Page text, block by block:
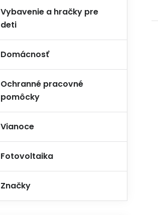
Vybavenie a hračky pre
deti
Domácnosť
Ochranné pracovné
pomôcky
Vianoce
Fotovoltaika
Značky